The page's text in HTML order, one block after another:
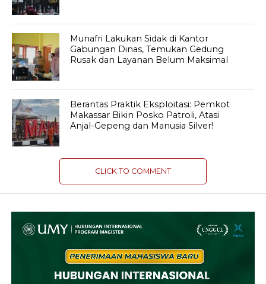
Munafri Lakukan Sidak di Kantor
Gabungan Dinas, Temukan Gedung
Rusak dan Layanan Belum Maksimal
Berantas Praktik Eksploitasi: Pemkot
Makassar Bikin Posko Patroli, Atasi
Anjal-Gepeng dan Manusia Silver!
CLICK TO COMMENT